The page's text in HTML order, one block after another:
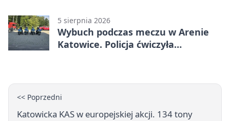
5 sierpnia 2026
Wybuch podczas meczu w Arenie
Katowice. Policja ćwiczyła
<< Poprzedni
Katowicka KAS w europejskiej akcji. 134 tony